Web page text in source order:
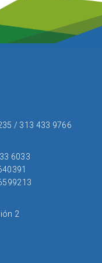
/ 313 433 9766
6033
2